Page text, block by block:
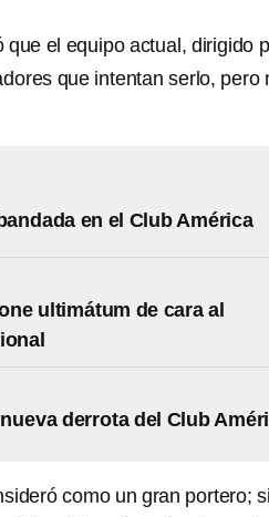
el equipo actual, dirigido
que intentan serlo, pero
en el Club América
ultimátum de cara al
derrota del Club
como un gran portero;